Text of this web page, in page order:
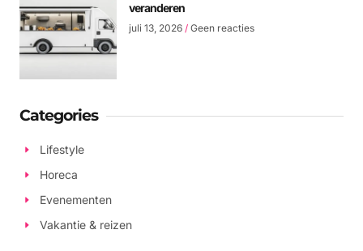
veranderen
juli 13, 2026 Geen reacties
Categories
Lifestyle
Horeca
Evenementen
Vakantie & reizen